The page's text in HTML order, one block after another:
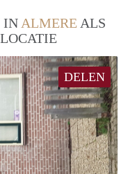
IN ALMERE ALS
DELEN